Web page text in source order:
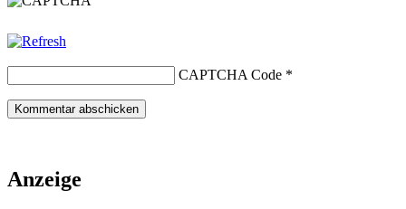
CAPTCHA Code *
Anzeige